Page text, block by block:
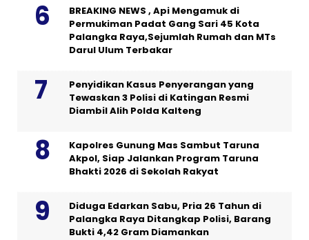
BREAKING NEWS , Api Mengamuk di
Permukiman Padat Gang Sari 45 Kota
Palangka Raya,Sejumlah Rumah dan MTs
Darul Ulum Terbakar
Penyidikan Kasus Penyerangan yang
Tewaskan 3 Polisi di Katingan Resmi
Diambil Alih Polda Kalteng
Kapolres Gunung Mas Sambut Taruna
Akpol, Siap Jalankan Program Taruna
Bhakti 2026 di Sekolah Rakyat
Diduga Edarkan Sabu, Pria 26 Tahun di
Palangka Raya Ditangkap Polisi, Barang
Bukti 4,42 Gram Diamankan